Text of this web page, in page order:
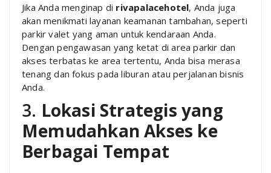
Jika Anda menginap di rivapalacehotel, Anda juga
akan menikmati layanan keamanan tambahan, seperti
parkir valet yang aman untuk kendaraan Anda.
Dengan pengawasan yang ketat di area parkir dan
akses terbatas ke area tertentu, Anda bisa merasa
tenang dan fokus pada liburan atau perjalanan bisnis
Anda.
3. Lokasi Strategis yang
Memudahkan Akses ke
Berbagai Tempat